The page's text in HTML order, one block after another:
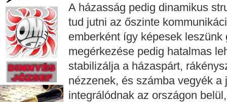
A házasság pedig dinamikus
tud jutni az őszinte
emberként így képesek
megérkezése pedig hatalmas
stabilizálja a házaspárt,
nézzenek, és számba vegyék
integrálódnak az országon